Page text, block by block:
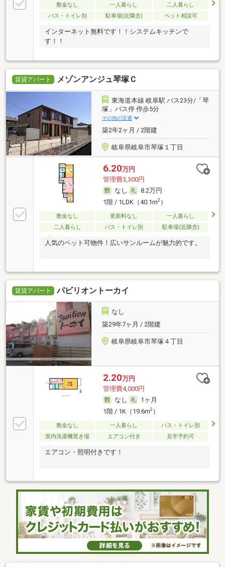
敷金なし 一人暮らし
二人暮らし
バス・トイレ別
駐車場(近隣含) ペット相談可
インターネット無料です！！システムキッチンで
す！！
賃貸アパート メゾンアンジュ琴塚Ｃ
東海道本線 岐阜駅 バス23分/「琴
塚」バス停 停歩5分
その他の交通
築2年2ヶ月 / 2階建
岐阜県岐阜市琴塚１丁目
6.20万円
管理費3,300円
なし
8.2万円
1階 / 1LDK（40.1m2）
敷金なし 更新料なし
一人暮らし
二人暮らし
バス・トイレ別 駐車場(近隣含)
人気のペット可物件！広いサンルームが魅力的です。
賃貸アパート パビリオントーカイ
なし
築29年7ヶ月 / 2階建
岐阜県岐阜市琴塚４丁目
2.20万円
管理費4,000円
なし
1ヶ月
1階 / 1K（19.6m2）
敷金なし 一人暮らし
バス・トイレ別
室内洗濯機置き場
エアコン付き 見学予約可
エアコン・照明付きです！